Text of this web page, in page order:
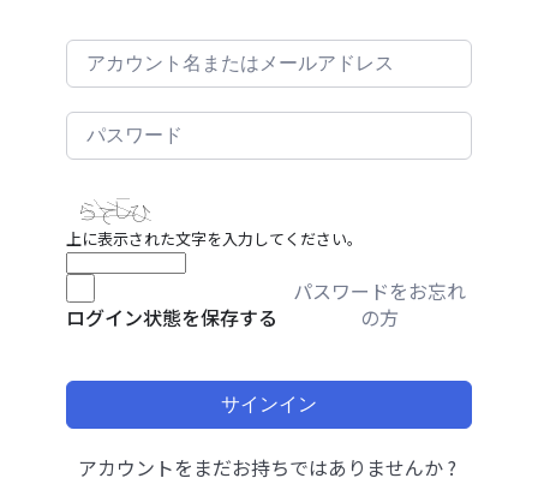
上に表示された文字を入力してください。
ログイン状態を保存する
パスワードをお忘れ
の方
サインイン
アカウントをまだお持ちではありませんか ?